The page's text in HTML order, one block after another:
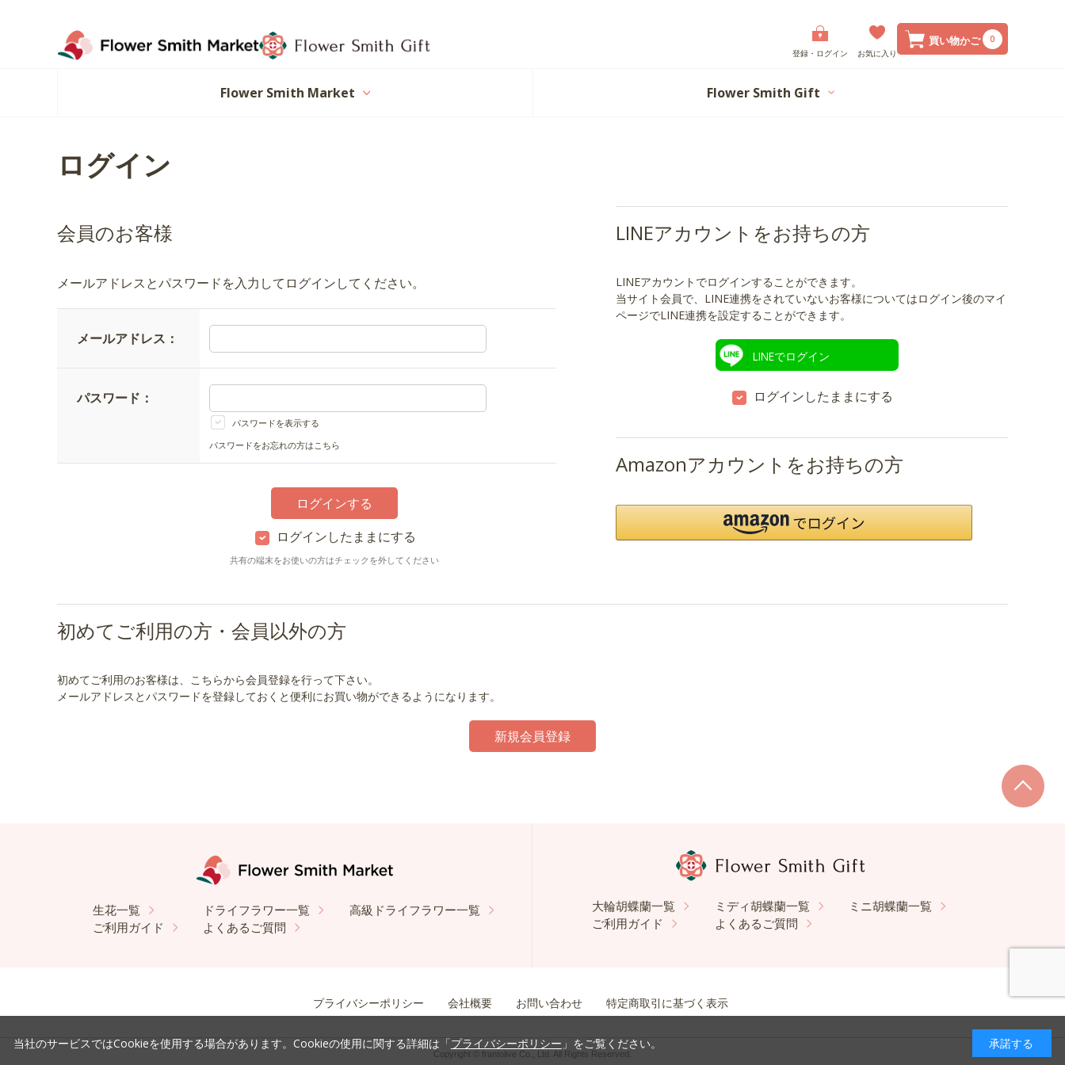
登録・ログイン お気に入り
買い物かご 0
Flower Smith Market Flower Smith Gift
ログイン
会員のお客様
メールアドレスとパスワードを入力してログインしてください。
メールアドレス：
パスワード：
パスワードを表示する
パスワードをお忘れの方はこちら
ログインしたままにする
共有の端末をお使いの方はチェックを外してください
LINEアカウントをお持ちの方
LINEアカウントでログインすることができます。
当サイト会員で、LINE連携をされていないお客様についてはログイン後のマイ
ページでLINE連携を設定することができます。
LINEでログイン
ログインしたままにする
Amazonアカウントをお持ちの方
初めてご利用の方・会員以外の方
初めてご利用のお客様は、こちらから会員登録を行って下さい。
メールアドレスとパスワードを登録しておくと便利にお買い物ができるようになります。
生花一覧 ドライフラワー一覧
高級ドライフラワー一覧
ご利用ガイド
よくあるご質問
大輪胡蝶蘭一覧 ミディ胡蝶蘭一覧
ミニ胡蝶蘭一覧
ご利用ガイド
よくあるご質問
プライバシーポリシー 会社概要 お問い合わせ 特定商取引に基づく表示
Copyright © frantolive Co., Ltd. All Rights Reserved.
当社のサービスではCookieを使用する場合があります。Cookieの使用に関する詳細は「プライバシーポリシー 」をご覧ください。 承諾する